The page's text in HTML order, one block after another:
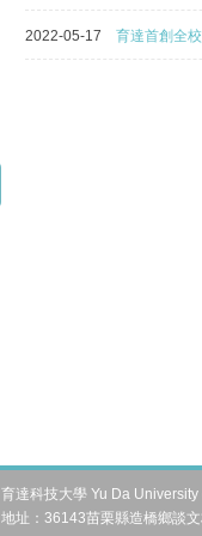
2022-05-17 育達首創全
育達科技大學 Yu Da
地址：36143苗栗縣造橋鄉談